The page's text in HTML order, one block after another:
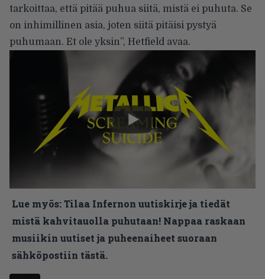
tarkoittaa, että pitää puhua siitä, mistä ei puhuta. Se
on inhimillinen asia, joten siitä pitäisi pystyä
puhumaan. Et ole yksin”, Hetfield avaa.
Lue myös:Tilaa Infernon uutiskirje ja tiedät
mistä kahvitauolla puhutaan! Nappaa raskaan
musiikin uutiset ja puheenaiheet suoraan
sähköpostiin tästä.